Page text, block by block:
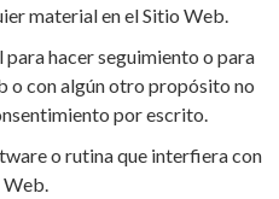
material en el Sitio Web.
hacer seguimiento o para
o con algún otro propósito no
por escrito.
o rutina que interfiera con
Web.